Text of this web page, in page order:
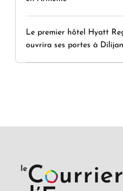
Le premier hôtel Hyatt
ouvrira ses portes à Dilijan